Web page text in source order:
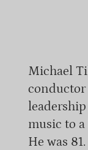
Michael
conductor
music to
He was 81.